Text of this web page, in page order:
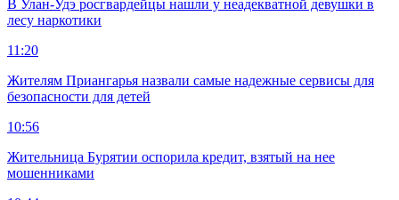
В Улан-Удэ росгвардейцы нашли у неадекватной девушки в
лесу наркотики
11:20
Жителям Приангарья назвали самые надежные сервисы для
безопасности для детей
10:56
Жительница Бурятии оспорила кредит, взятый на нее
мошенниками